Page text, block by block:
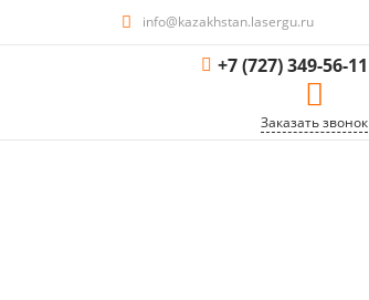
info@kazakhstan.lasergu.ru
+7 (727) 349-56-11
Заказать звонок